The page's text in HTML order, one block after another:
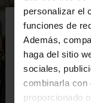
personalizar el
funciones de
Además,
haga del sitio
sociales,
combinarla con
proporcionado
hola
Estás
la web de